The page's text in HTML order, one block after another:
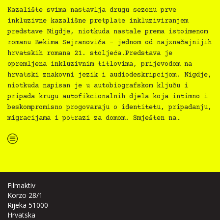
Kazalište svima nastavlja drugu sezonu prve
inkluzivne kazališne pretplate inkluziviranjem
predstave Nigdje, niotkuda nastale prema istoimenom
romanu Bekima Sejranovića – jednom od najznačajnijih
hrvatskih romana 21. stoljeća.Predstava je
opremljena inkluzivnim titlovima, prijevodom na
hrvatski znakovni jezik i audiodeskripcijom. Nigdje,
niotkuda napisan je u autobiografskom ključu i
pripada krugu autofikcionalnih djela koja intimno i
beskompromisno progovaraju o identitetu, pripadanju,
migracijama i potrazi za domom. Smješten na…
“Nigdje, niotkuda, 5.2.2026., 19:30”
Filmaktiv
Korzo 28/1
Rijeka 51000
Hrvatska